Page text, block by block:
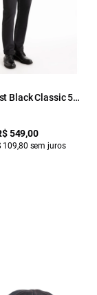
Black Classic 5
549,00
109,80 sem juros